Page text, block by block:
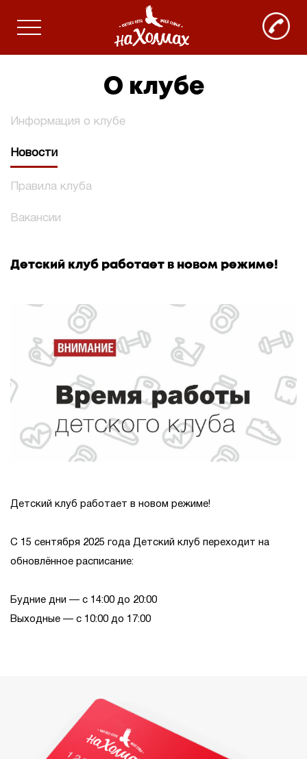
О клубе
Информация о клубе
Новости
Правила клуба
Вакансии
Детский клуб работает в новом режиме!
Детский клуб работает в новом режиме!
С 15 сентября 2025 года Детский клуб переходит на
обновлённое расписание:
Будние дни — с 14:00 до 20:00
Выходные — с 10:00 до 17:00